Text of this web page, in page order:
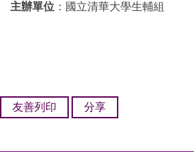
主辦單位 ：國立清華大學生輔組
友善列印 分享